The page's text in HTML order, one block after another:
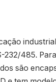
232/485.
são